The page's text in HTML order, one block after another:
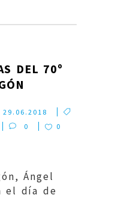
DEL 70º
29.06.2018
0
0
Ángel
el día de